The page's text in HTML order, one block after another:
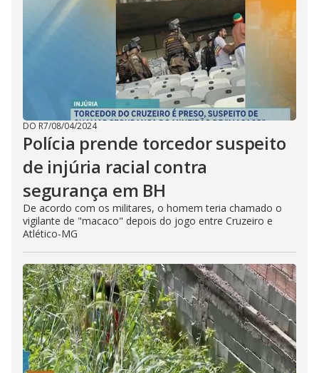
DO R7/08/04/2024
Polícia prende torcedor suspeito
de injúria racial contra
segurança em BH
De acordo com os militares, o homem teria chamado o
vigilante de "macaco" depois do jogo entre Cruzeiro e
Atlético-MG